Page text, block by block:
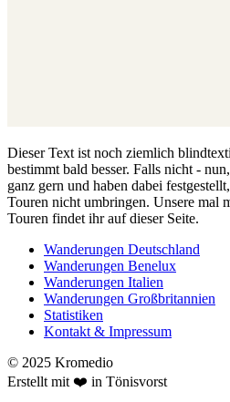
Dieser Text ist noch ziemlich
bestimmt bald besser. Falls nicht -
ganz gern und haben dabei
Touren nicht umbringen. Unsere mal
Touren findet ihr auf dieser Seite.
Wanderungen Deutschland
Wanderungen Benelux
Wanderungen Italien
Wanderungen Großbritannien
Statistiken
Kontakt & Impressum
© 2025 Kromedio
Erstellt mit ❤️ in Tönisvorst